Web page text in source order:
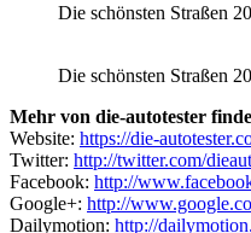
Die schönsten Straßen
Die schönsten Straßen
Mehr von die-autotester
Website: https://die-
Twitter: http://twitter.com/
Facebook: http://
Google+: http://
Dailymotion: http://